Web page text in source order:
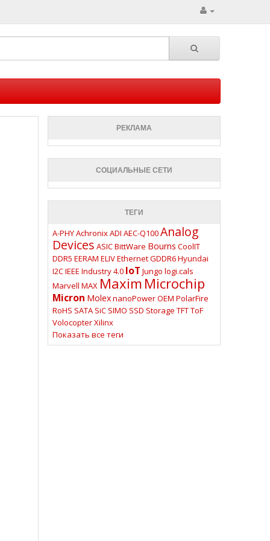
РЕКЛАМА
СОЦИАЛЬНЫЕ СЕТИ
ТЕГИ
A-PHYAchronixADI AEC-Q100Analog
Devices ASICBittWare Bourns CoolIT
DDR5 EERAM ELIVEthernetGDDR6Hyundai
I2CIEEE Industry 4.0 IoT Jungo logi.cals
Marvell MAX Maxim Microchip
Micron MolexnanoPowerOEM PolarFire
RoHS SATA SiC SIMO SSD Storage TFTToF
VolocopterXilinx
Показать все теги